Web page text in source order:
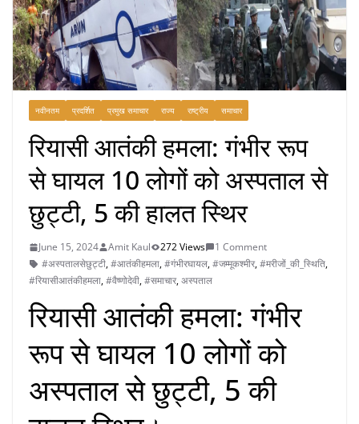
नवीनतम प्रदर्शित प्रमुख समाचार राज्य राष्ट्रीय समाचार
रियासी आतंकी हमला: गंभीर रूप
से घायल 10 लोगों को अस्पताल से
छुट्टी, 5 की हालत स्थिर
June 15, 2024 Amit Kaul 272 Views
1 Comment
#अस्पतालसेछुट्टी,#आतंकीहमला,#गंभीरघायल,#जम्मूकश्मीर,#मरीजों_की_स्थिति,
#रियासीआतंकीहमला,#वैष्णोदेवी,#समाचार,अस्पताल
रियासी आतंकी हमला: गंभीर
रूप से घायल 10 लोगों को
अस्पताल से छुट्टी, 5 की